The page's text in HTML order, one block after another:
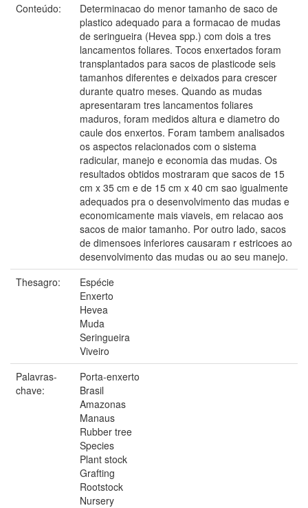
Conteúdo:
Determinacao do menor tamanho de saco de
plastico adequado para a formacao de mudas
de seringueira (Hevea spp.) com dois a tres
lancamentos foliares. Tocos enxertados foram
transplantados para sacos de plasticode seis
tamanhos diferentes e deixados para crescer
durante quatro meses. Quando as mudas
apresentaram tres lancamentos foliares
maduros, foram medidos altura e diametro do
caule dos enxertos. Foram tambem analisados
os aspectos relacionados com o sistema
radicular, manejo e economia das mudas. Os
resultados obtidos mostraram que sacos de 15
cm x 35 cm e de 15 cm x 40 cm sao igualmente
adequados pra o desenvolvimento das mudas e
economicamente mais viaveis, em relacao aos
sacos de maior tamanho. Por outro lado, sacos
de dimensoes inferiores causaram r estricoes ao
desenvolvimento das mudas ou ao seu manejo.
Thesagro:
Espécie
Enxerto
Hevea
Muda
Seringueira
Viveiro
Palavras-
chave:
Porta-enxerto
Brasil
Amazonas
Manaus
Rubber tree
Species
Plant stock
Grafting
Rootstock
Nursery